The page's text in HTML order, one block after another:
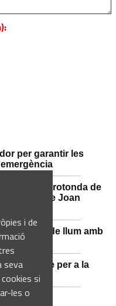
i de
seva
si
les o
per garantir les
a la rotonda de
Alcalde Joan
570 punts de llum amb
nou vehicle per a la